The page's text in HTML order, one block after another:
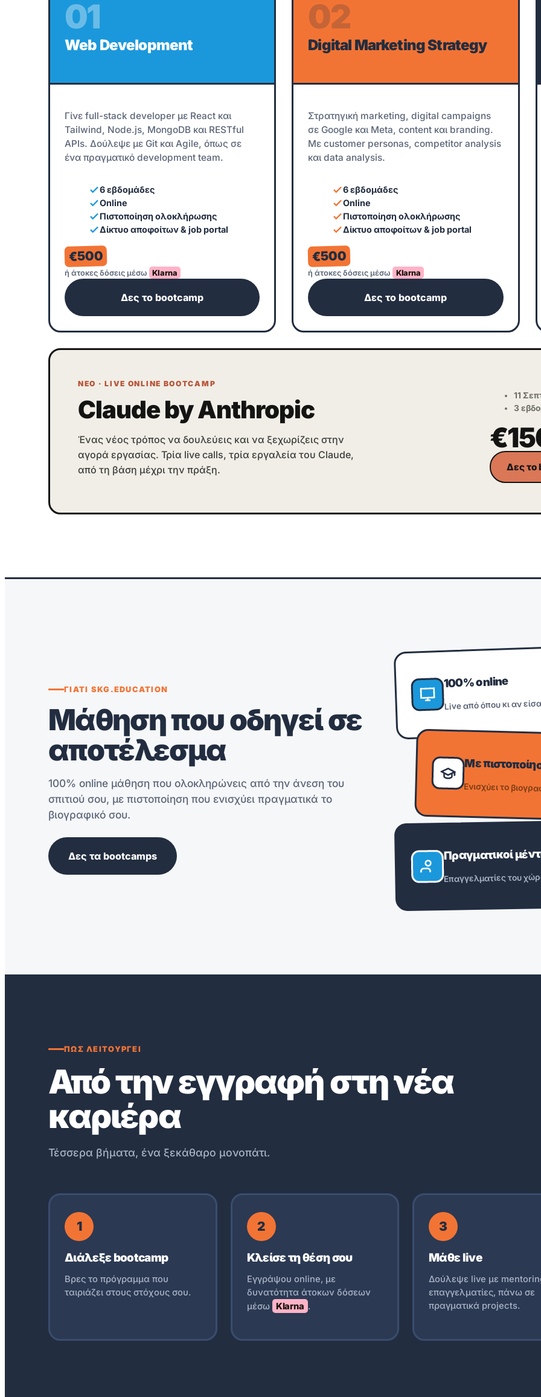
01
Web Development
Γίνε full-stack developer με React και
Tailwind, Node.js, MongoDB και RESTful
APIs. Δούλεψε με Git και Agile, όπως σε
ένα πραγματικό development team.
6 εβδομάδες
Online
Πιστοποίηση ολοκλήρωσης
Δίκτυο αποφοίτων & job portal
€500
ή άτοκες δόσεις μέσω Klarna
Δες το bootcamp
02
Digital Marketing Strategy
Στρατηγική marketing, digital campaigns
σε Google και Meta, content και branding.
Με customer personas, competitor analysis
και data analysis.
6 εβδομάδες
Online
Πιστοποίηση ολοκλήρωσης
Δίκτυο αποφοίτων & job portal
€500
ή άτοκες δόσεις μέσω Klarna
Δες το bootcamp
ΝΕΟ · LIVE ONLINE BOOTCAMP
Claude by Anthropic
Ένας νέος τρόπος να δουλεύεις και να ξεχωρίζεις στην
αγορά εργασίας. Τρία live calls, τρία εργαλεία του Claude,
από τη βάση μέχρι την πράξη.
11
3
Δες το
ΓΙΑΤΙ SKG.EDUCATION
Μάθηση που οδηγεί σε
αποτέλεσμα
100% online μάθηση που ολοκληρώνεις από την άνεση του
σπιτιού σου, με πιστοποίηση που ενισχύει πραγματικά το
βιογραφικό σου.
Δες τα bootcamps
100% online
Live από όπου κι αν
Με
Ενισχύει το
Πραγματικοί
Επαγγελματίες του
ΠΩΣ ΛΕΙΤΟΥΡΓΕΙ
Από την εγγραφή στη νέα
καριέρα
Τέσσερα βήματα, ένα ξεκάθαρο μονοπάτι.
1
Διάλεξε bootcamp
Βρες το πρόγραμμα που
ταιριάζει στους στόχους σου.
2
Κλείσε τη θέση σου
Εγγράψου online, με
δυνατότητα άτοκων δόσεων
μέσω Klarna .
3
Μάθε live
Δούλεψε live με
επαγγελματίες, πάνω σε
πραγματικά projects.